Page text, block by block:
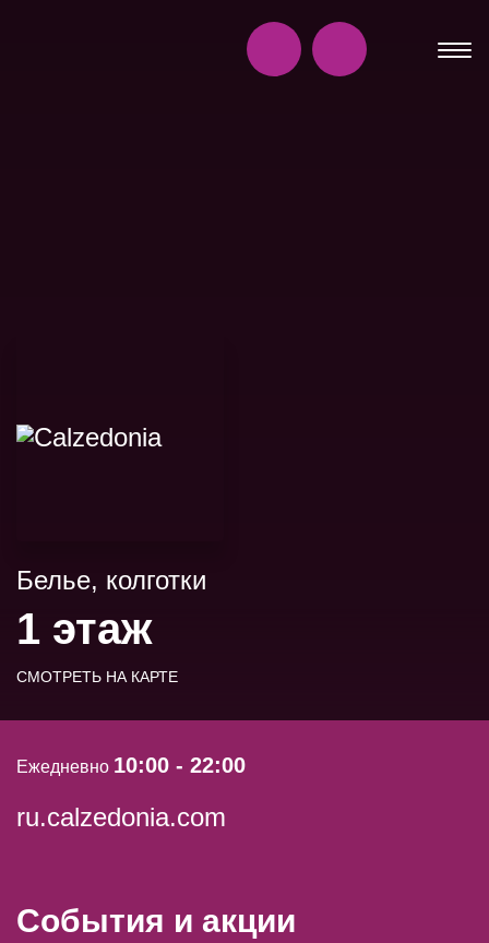
Белье, колготки
1 этаж
СМОТРЕТЬ НА КАРТЕ
Ежедневно 10:00 - 22:00
ru.calzedonia.com
События и акции